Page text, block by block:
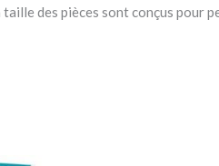
des pièces sont conçus pour